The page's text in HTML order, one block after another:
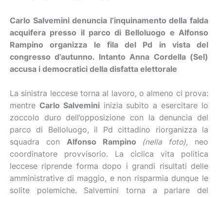
Carlo Salvemini denuncia l’inquinamento della falda
acquifera presso il parco di Belloluogo e Alfonso
Rampino organizza le fila del Pd in vista del
congresso d’autunno. Intanto Anna Cordella (Sel)
accusa i democratici della disfatta elettorale
La sinistra leccese torna al lavoro, o almeno ci prova:
mentre Carlo Salveminiinizia subito a esercitare lo
zoccolo duro dell’opposizione con la denuncia del
parco di Belloluogo, il Pd cittadino riorganizza la
squadra con Alfonso Rampino (nella foto), neo
coordinatore provvisorio. La ciclica vita politica
leccese riprende forma dopo i grandi risultati delle
amministrative di maggio, e non risparmia dunque le
solite polemiche. Salvemini torna a parlare del